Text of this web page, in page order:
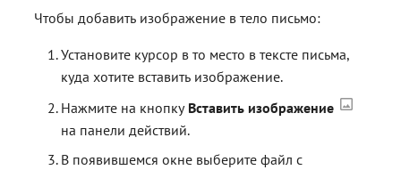
Чтобы добавить изображение в тело письмо:
Установите курсор в то место в тексте письма,
куда хотите вставить изображение.
Нажмите на кнопку Вставить изображение
на панели действий.
В появившемся окне выберите файл с